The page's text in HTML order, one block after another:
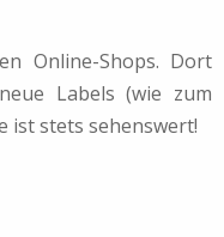
Online-Shops. Dort
Labels (wie zum
ist stets sehenswert!